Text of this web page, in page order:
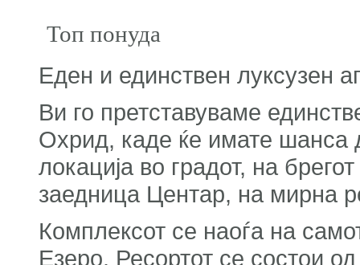
Топ понуда
Еден и единствен луксузен
Ви го претставуваме
Охрид, каде ќе имате шанса
локација во градот, на
заедница Центар, на мирна
Комплексот се наоѓа на
Езеро. Ресортот се состои